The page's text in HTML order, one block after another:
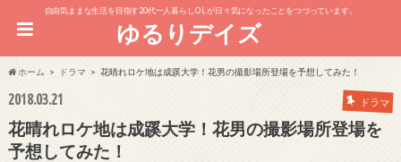
自由気ままな生活を目指す20代一人暮らしOL が日々気になったことをつづっています。
ゆるりデイズ
ホーム ドラマ 花晴れロケ地は成蹊大学！花男の撮影場所登場を予想してみた！
2018.03.21 ドラマ
花晴れロケ地は成蹊大学！花男の撮影場所登場を
予想してみた！